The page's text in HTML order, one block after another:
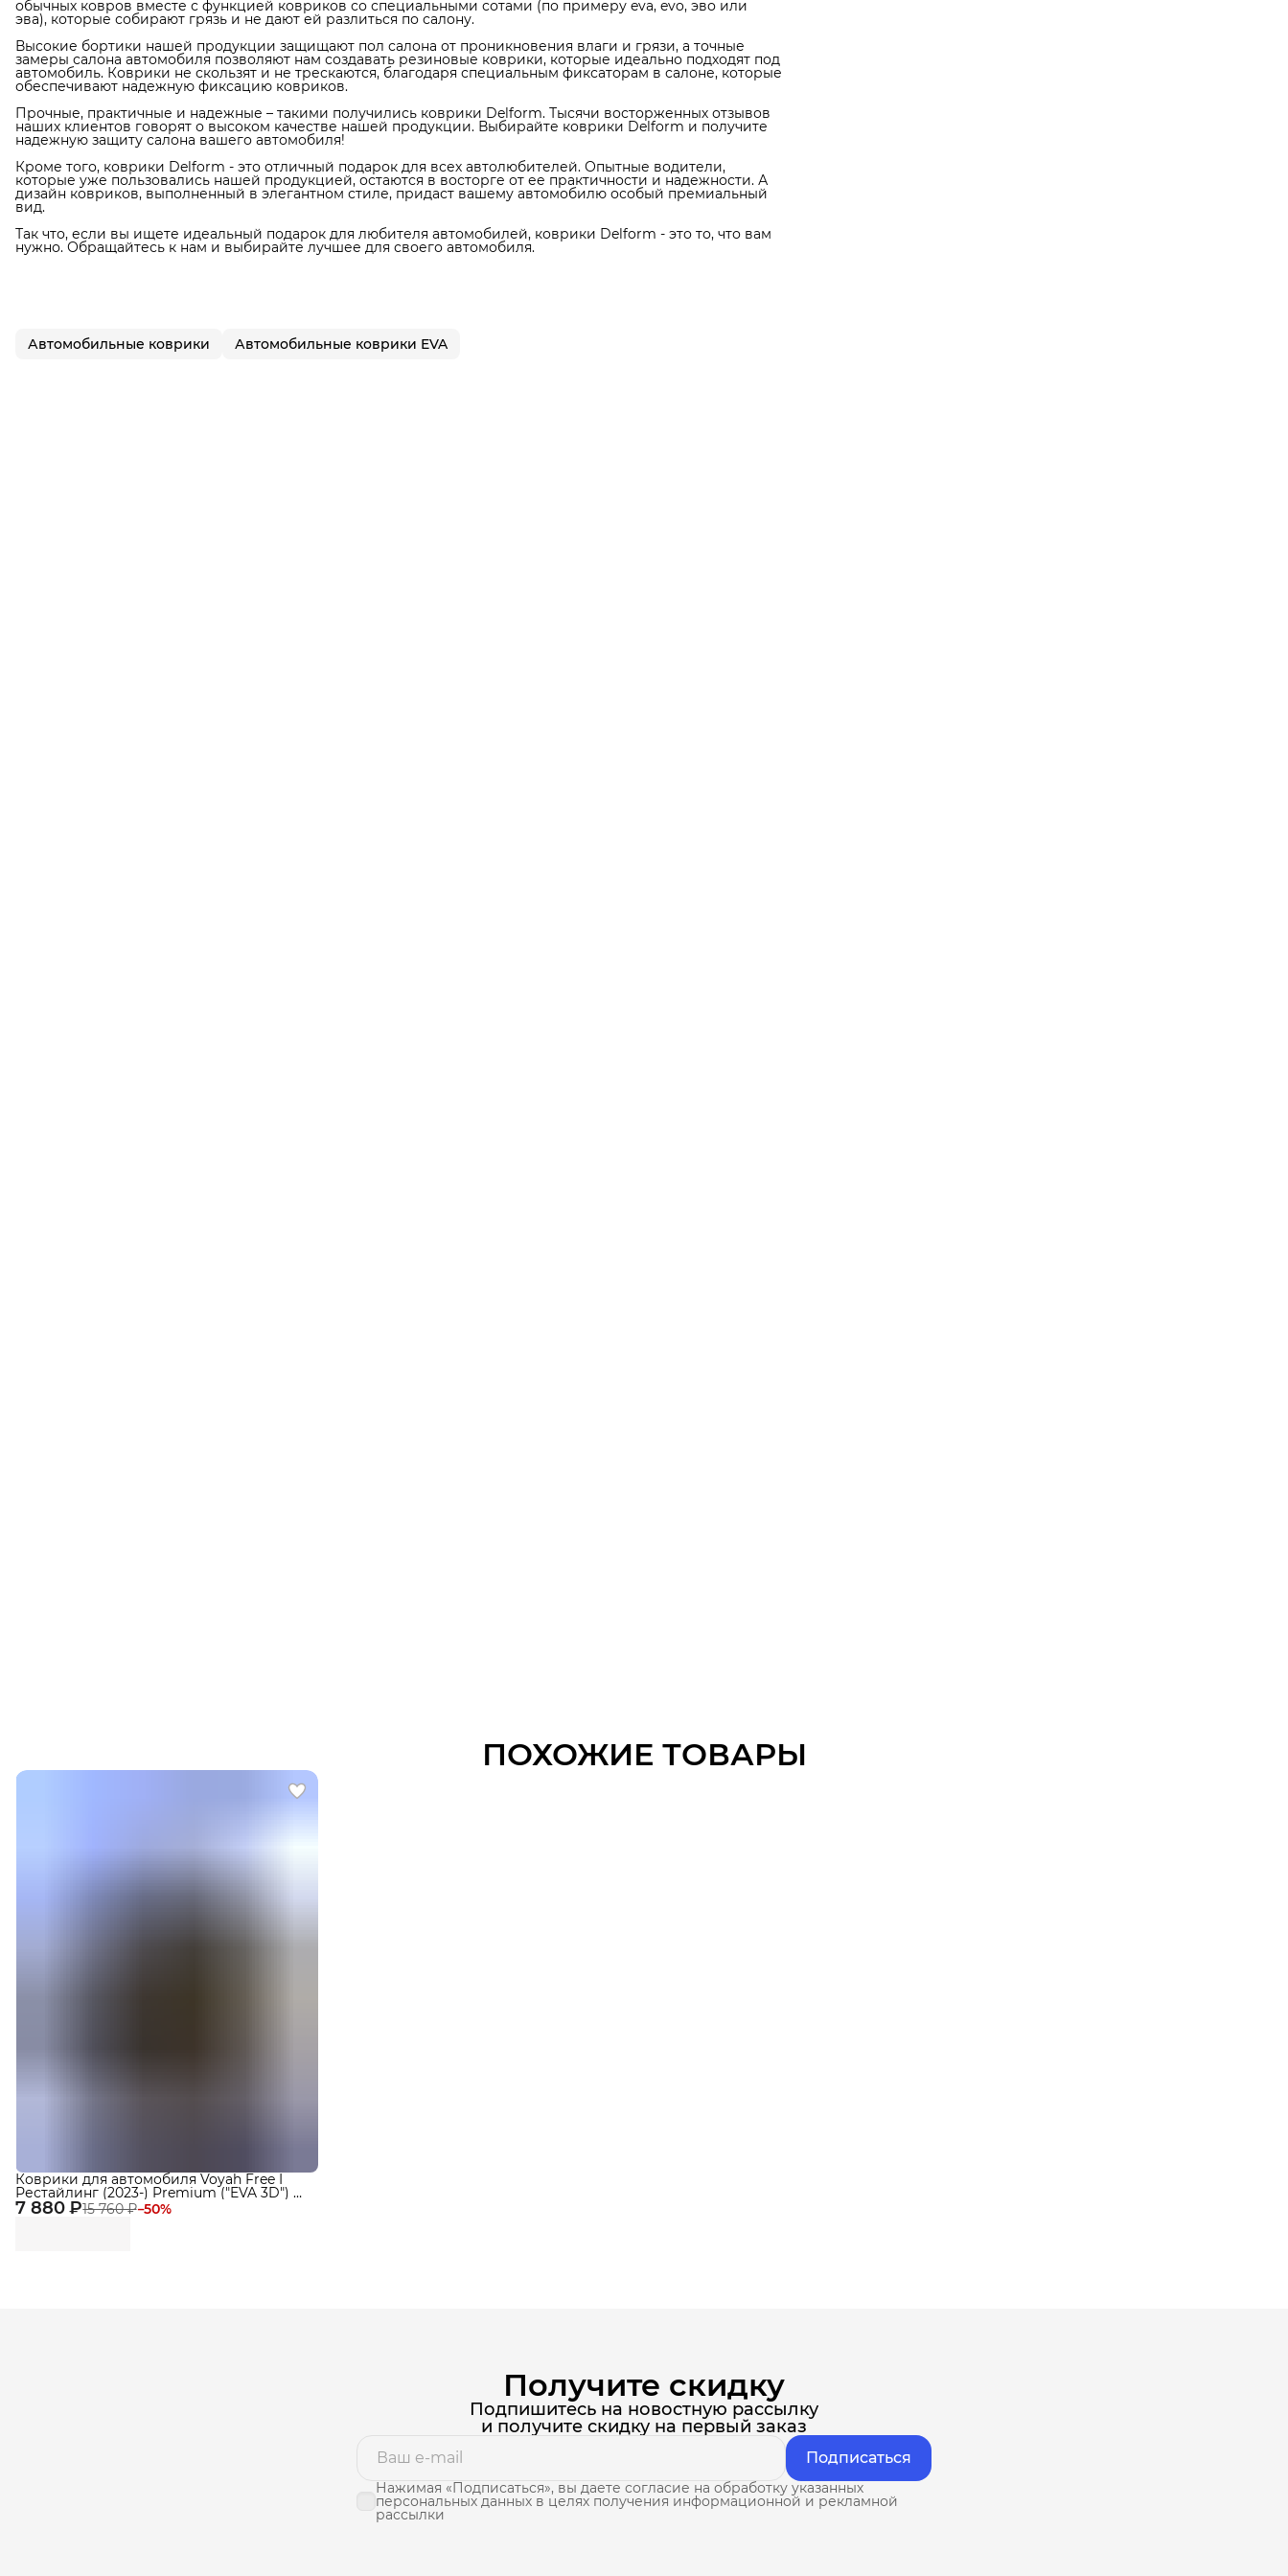
обычных ковров вместе с функцией ковриков со специальными сотами (по примеру eva, evo, эво или
эва), которые собирают грязь и не дают ей разлиться по салону.
Высокие бортики нашей продукции защищают пол салона от проникновения влаги и грязи, а точные
замеры салона автомобиля позволяют нам создавать резиновые коврики, которые идеально подходят под
автомобиль. Коврики не скользят и не трескаются, благодаря специальным фиксаторам в салоне, которые
обеспечивают надежную фиксацию ковриков.
Прочные, практичные и надежные – такими получились коврики Delform. Тысячи восторженных отзывов
наших клиентов говорят о высоком качестве нашей продукции. Выбирайте коврики Delform и получите
надежную защиту салона вашего автомобиля!
Кроме того, коврики Delform - это отличный подарок для всех автолюбителей. Опытные водители,
которые уже пользовались нашей продукцией, остаются в восторге от ее практичности и надежности. А
дизайн ковриков, выполненный в элегантном стиле, придаст вашему автомобилю особый премиальный
вид.
Так что, если вы ищете идеальный подарок для любителя автомобилей, коврики Delform - это то, что вам
нужно. Обращайтесь к нам и выбирайте лучшее для своего автомобиля.
Автомобильные коврики Автомобильные коврики EVA
ПОХОЖИЕ ТОВАРЫ
7 880 ₽15 760 ₽−50%
Коврики для автомобиля Voyah Free I
Рестайлинг (2023-) Premium ("EVA 3D") в
cалон
Получите скидку
Подпишитесь на новостную рассылку
и получите скидку на первый заказ
Подписаться
Нажимая «Подписаться», вы даете согласие на обработку указанных
персональных данных в целях получения информационной и рекламной
рассылки